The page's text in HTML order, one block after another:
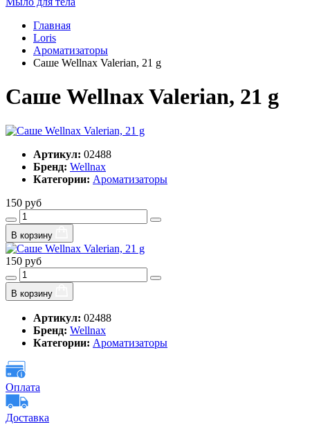
Главная
Loris
Ароматизаторы
Саше Wellnax Valerian, 21 g
Саше Wellnax Valerian, 21 g
Артикул: 02488
Бренд: Wellnax
Категории: Ароматизаторы
150 руб
В корзину
150 руб
В корзину
Артикул: 02488
Бренд: Wellnax
Категории: Ароматизаторы
Оплата
Доставка